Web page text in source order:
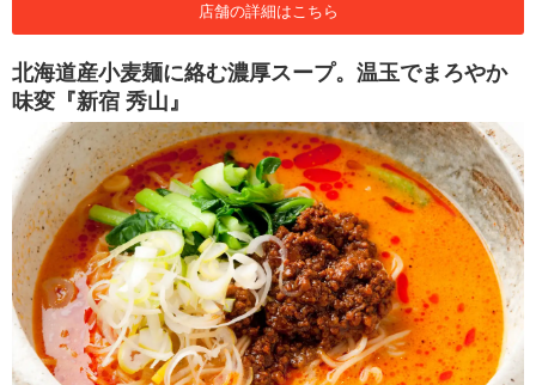
店舗の詳細はこちら
北海道産小麦麺に絡む濃厚スープ。温玉でまろやか
味変『新宿 秀山』